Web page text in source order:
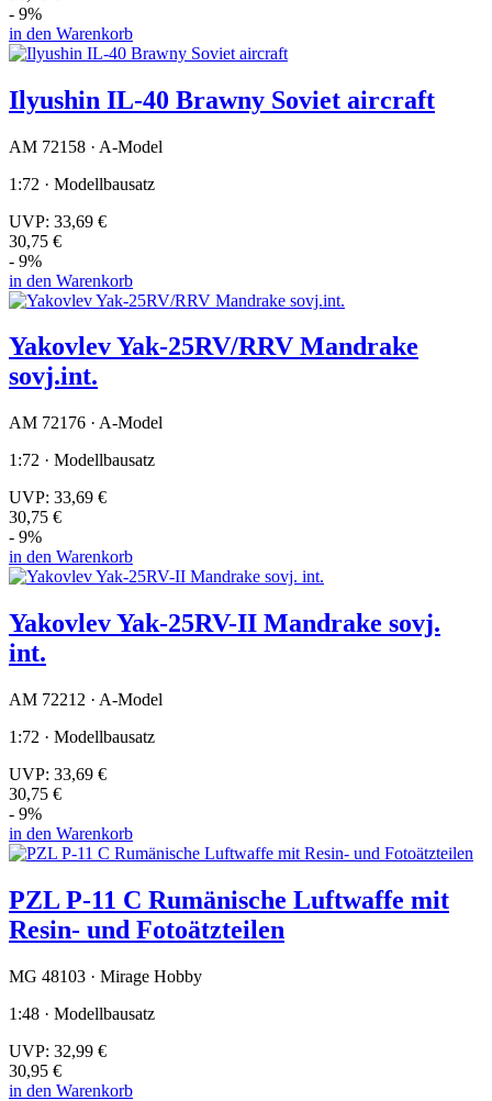
- 9%
in den Warenkorb
Ilyushin IL-40 Brawny Soviet aircraft
AM 72158 · A-Model
1:72 · Modellbausatz
UVP: 33,69 €
30,75 €
- 9%
in den Warenkorb
Yakovlev Yak-25RV/RRV Mandrake
sovj.int.
AM 72176 · A-Model
1:72 · Modellbausatz
UVP: 33,69 €
30,75 €
- 9%
in den Warenkorb
Yakovlev Yak-25RV-II Mandrake sovj.
int.
AM 72212 · A-Model
1:72 · Modellbausatz
UVP: 33,69 €
30,75 €
- 9%
in den Warenkorb
PZL P-11 C Rumänische Luftwaffe mit
Resin- und Fotoätzteilen
MG 48103 · Mirage Hobby
1:48 · Modellbausatz
UVP: 32,99 €
30,95 €
in den Warenkorb